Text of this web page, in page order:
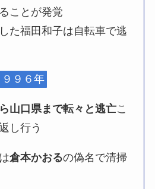
ことが発覚
た福田和子は自転車で逃
９６年
山口県まで転々と逃亡こ
し行う
倉本かおるの偽名で清掃